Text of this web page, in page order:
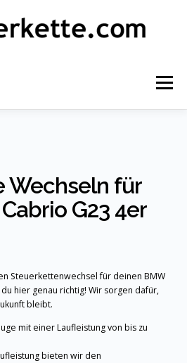
Menü
DEUTSCH
Nederlands
Wechseln für
G23 4er
Steuerkettenwechsel für deinen BMW
hier genau richtig! Wir sorgen dafür,
bleibt.
mit einer Laufleistung von bis zu
bieten wir den